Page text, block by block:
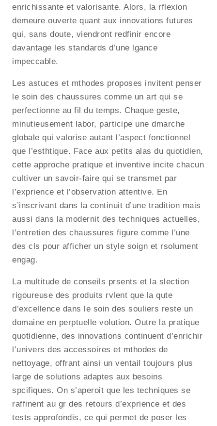
enrichissante et valorisante. Alors, la rflexion
demeure ouverte quant aux innovations futures
qui, sans doute, viendront redfinir encore
davantage les standards d’une lgance
impeccable.
Les astuces et mthodes proposes invitent penser
le soin des chaussures comme un art qui se
perfectionne au fil du temps. Chaque geste,
minutieusement labor, participe une dmarche
globale qui valorise autant l’aspect fonctionnel
que l’esthtique. Face aux petits alas du quotidien,
cette approche pratique et inventive incite chacun
cultiver un savoir-faire qui se transmet par
l’exprience et l’observation attentive. En
s’inscrivant dans la continuit d’une tradition mais
aussi dans la modernit des techniques actuelles,
l’entretien des chaussures figure comme l’une
des cls pour afficher un style soign et rsolument
engag.
La multitude de conseils prsents et la slection
rigoureuse des produits rvlent que la qute
d’excellence dans le soin des souliers reste un
domaine en perptuelle volution. Outre la pratique
quotidienne, des innovations continuent d’enrichir
l’univers des accessoires et mthodes de
nettoyage, offrant ainsi un ventail toujours plus
large de solutions adaptes aux besoins
spcifiques. On s’aperoit que les techniques se
raffinent au gr des retours d’exprience et des
tests approfondis, ce qui permet de poser les